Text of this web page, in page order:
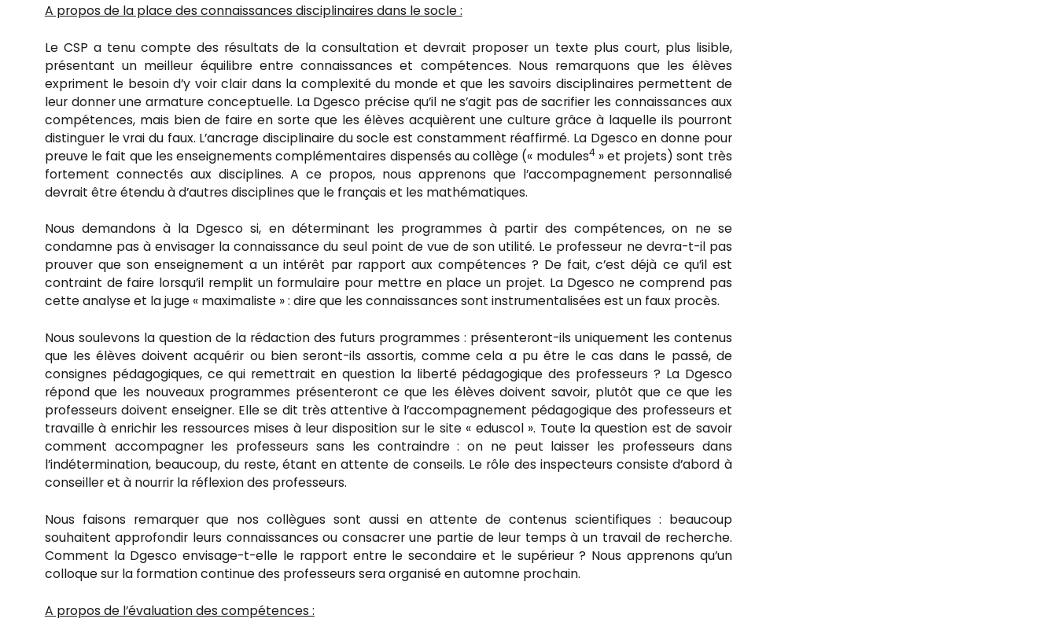
A propos de la place des connaissances disciplinaires dans le socle :
Le CSP a tenu compte des résultats de la consultation et devrait proposer un texte plus court, plus lisible,
présentant un meilleur équilibre entre connaissances et compétences. Nous remarquons que les élèves
expriment le besoin d’y voir clair dans la complexité du monde et que les savoirs disciplinaires permettent de
leur donner une armature conceptuelle. La Dgesco précise qu’il ne s’agit pas de sacrifier les connaissances aux
compétences, mais bien de faire en sorte que les élèves acquièrent une culture grâce à laquelle ils pourront
distinguer le vrai du faux. L’ancrage disciplinaire du socle est constamment réaffirmé. La Dgesco en donne pour
preuve le fait que les enseignements complémentaires dispensés au collège (« modules4» et projets) sont très
fortement connectés aux disciplines. A ce propos, nous apprenons que l’accompagnement personnalisé
devrait être étendu à d’autres disciplines que le français et les mathématiques.
Nous demandons à la Dgesco si, en déterminant les programmes à partir des compétences, on ne se
condamne pas à envisager la connaissance du seul point de vue de son utilité. Le professeur ne devra-t-il pas
prouver que son enseignement a un intérêt par rapport aux compétences ? De fait, c’est déjà ce qu’il est
contraint de faire lorsqu’il remplit un formulaire pour mettre en place un projet. La Dgesco ne comprend pas
cette analyse et la juge « maximaliste » : dire que les connaissances sont instrumentalisées est un faux procès.
Nous soulevons la question de la rédaction des futurs programmes : présenteront-ils uniquement les contenus
que les élèves doivent acquérir ou bien seront-ils assortis, comme cela a pu être le cas dans le passé, de
consignes pédagogiques, ce qui remettrait en question la liberté pédagogique des professeurs ? La Dgesco
répond que les nouveaux programmes présenteront ce que les élèves doivent savoir, plutôt que ce que les
professeurs doivent enseigner. Elle se dit très attentive à l’accompagnement pédagogique des professeurs et
travaille à enrichir les ressources mises à leur disposition sur le site « eduscol ». Toute la question est de savoir
comment accompagner les professeurs sans les contraindre : on ne peut laisser les professeurs dans
l’indétermination, beaucoup, du reste, étant en attente de conseils. Le rôle des inspecteurs consiste d’abord à
conseiller et à nourrir la réflexion des professeurs.
Nous faisons remarquer que nos collègues sont aussi en attente de contenus scientifiques : beaucoup
souhaitent approfondir leurs connaissances ou consacrer une partie de leur temps à un travail de recherche.
Comment la Dgesco envisage-t-elle le rapport entre le secondaire et le supérieur ? Nous apprenons qu’un
colloque sur la formation continue des professeurs sera organisé en automne prochain.
A propos de l’évaluation des compétences :